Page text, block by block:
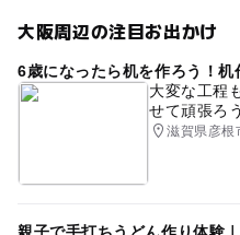
大阪周辺の注目お出かけ
6歳になったら机を作ろう！
大変な工程
せて頑張ろ
滋賀県彦根
親子で手打ちうどん作り体験